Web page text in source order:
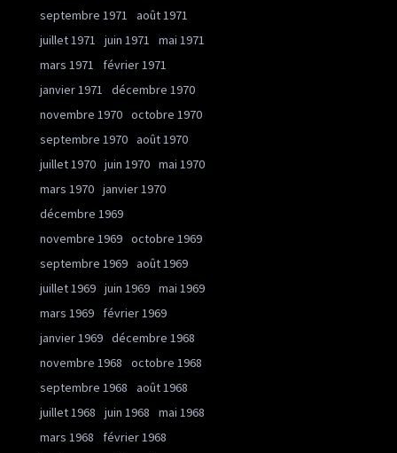
septembre 1971
août 1971
juillet 1971
juin 1971
mai 1971
mars 1971
février 1971
janvier 1971
décembre 1970
novembre 1970 octobre 1970
septembre 1970 août 1970
juillet 1970 juin 1970 mai 1970
mars 1970 janvier 1970
décembre 1969
novembre 1969 octobre 1969
septembre 1969 août 1969
juillet 1969 juin 1969 mai 1969
mars 1969
février 1969
janvier 1969 décembre 1968
novembre 1968
octobre 1968
septembre 1968
août 1968
juillet 1968
juin 1968
mai 1968
mars 1968
février 1968